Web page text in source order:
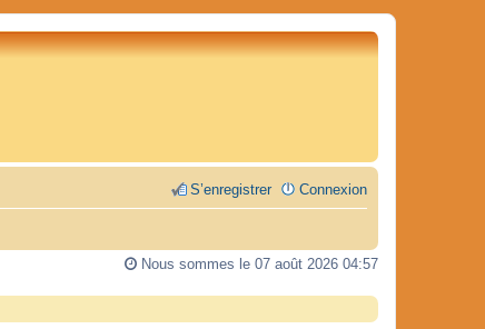
Connexion
S’enregistrer
Nous sommes le 07 août 2026 04:57